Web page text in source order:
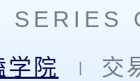
SERIES
学院
交